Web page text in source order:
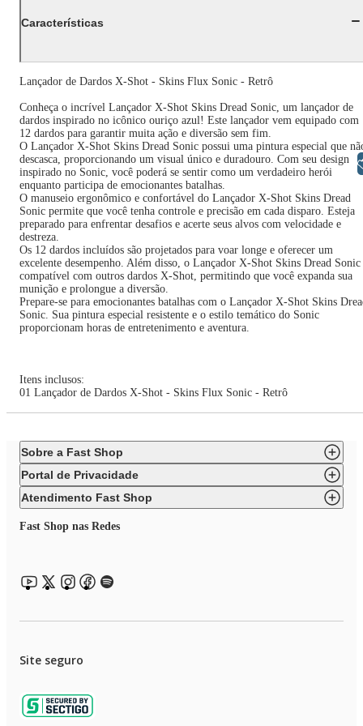
Características
Lançador de Dardos X-Shot - Skins Flux Sonic - Retrô
Conheça o incrível Lançador X-Shot Skins Dread Sonic, um lançador de
dardos inspirado no icônico ouriço azul! Este lançador vem equipado com
12 dardos para garantir muita ação e diversão sem fim.
O Lançador X-Shot Skins Dread Sonic possui uma pintura especial que
descasca, proporcionando um visual único e duradouro. Com seu design
inspirado no Sonic, você poderá se sentir como um verdadeiro herói
enquanto participa de emocionantes batalhas.
O manuseio ergonômico e confortável do Lançador X-Shot Skins Dread
Sonic permite que você tenha controle e precisão em cada disparo. Esteja
preparado para enfrentar desafios e acerte seus alvos com velocidade e
destreza.
Os 12 dardos incluídos são projetados para voar longe e oferecer um
excelente desempenho. Além disso, o Lançador X-Shot Skins Dread Sonic
compatível com outros dardos X-Shot, permitindo que você expanda sua
munição e prolongue a diversão.
Prepare-se para emocionantes batalhas com o Lançador X-Shot Skins
Sonic. Sua pintura especial resistente e o estilo temático do Sonic
proporcionam horas de entretenimento e aventura.
Itens inclusos:
01 Lançador de Dardos X-Shot - Skins Flux Sonic - Retrô
Sobre a Fast Shop
Portal de Privacidade
Atendimento Fast Shop
Fast Shop nas Redes
Site seguro
Libras